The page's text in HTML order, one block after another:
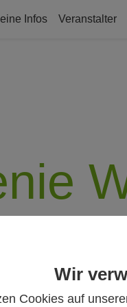
Wir
Cookies auf
Infos Veranstalter
- 17.05.2026
Jahre